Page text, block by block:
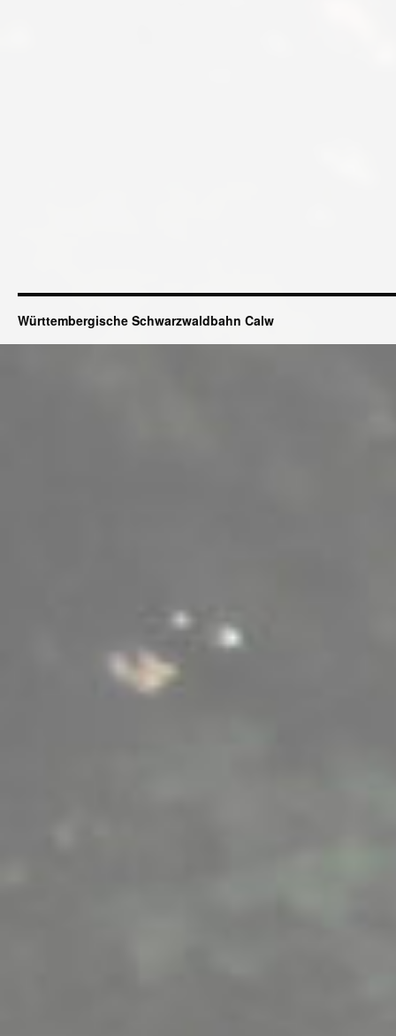
Württembergische Schwarzwaldbahn Calw